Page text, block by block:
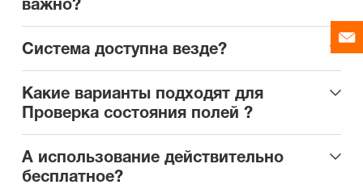
важно?
Система доступна везде?
Какие варианты подходят для
Проверка состояния полей ?
А использование действительно
бесплатное?